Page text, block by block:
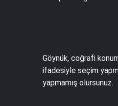
Göynük, coğrafi
ifadesiyle seçim
yapmamış olursunuz.